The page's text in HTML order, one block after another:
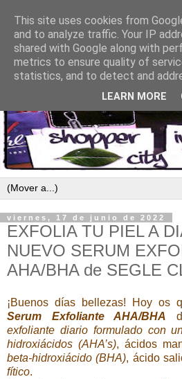
viernes, 17 de junio de 2022
EXFOLIA TU PIEL A
NUEVO SERUM
AHA/BHA de SEGLE
¡Buenos días bellezas! Hoy os
Serum Exfoliante AHA/BHA
exfoliante diario formulado con
hidroxiácidos (AHA’s), ácidos
beta-hidroxiácido (BHA), ácido
fítico.
This site uses cookies from
and to analyze traffic. Your IP
shared with Google along with
metrics to ensure quality of
statistics, and to detect and
LEARN MORE